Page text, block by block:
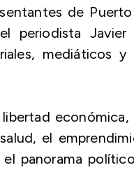
de Puerto
periodista
mediáticos
el
panorama